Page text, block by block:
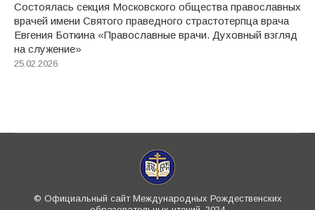
Состоялась секция Московского общества православных
врачей имени Святого праведного страстотерпца врача
Евгения Боткина «Православные врачи. Духовный взгляд
на служение»
25.02.2026
© Официальный сайт Международных Рождественских